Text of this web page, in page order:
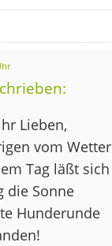
Lieben,
vom Wetter
Tag läßt sich
die Sonne
Hunderunde